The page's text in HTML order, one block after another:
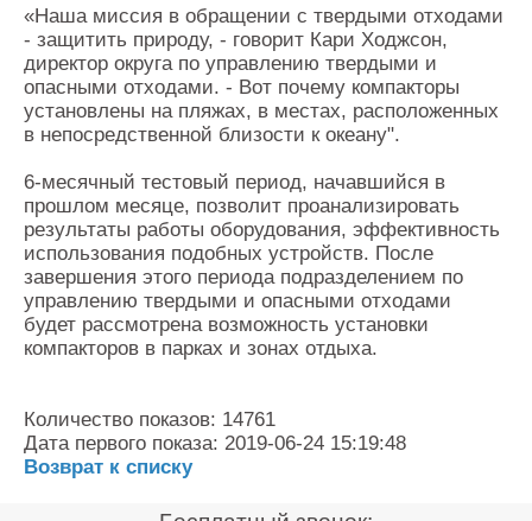
«Наша миссия в обращении с твердыми отходами
- защитить природу, - говорит Кари Ходжсон,
директор округа по управлению твердыми и
опасными отходами. - Вот почему компакторы
установлены на пляжах, в местах, расположенных
в непосредственной близости к океану".
6-месячный тестовый период, начавшийся в
прошлом месяце, позволит проанализировать
результаты работы оборудования, эффективность
использования подобных устройств. После
завершения этого периода подразделением по
управлению твердыми и опасными отходами
будет рассмотрена возможность установки
компакторов в парках и зонах отдыха.
Количество показов: 14761
Дата первого показа: 2019-06-24 15:19:48
Возврат к списку